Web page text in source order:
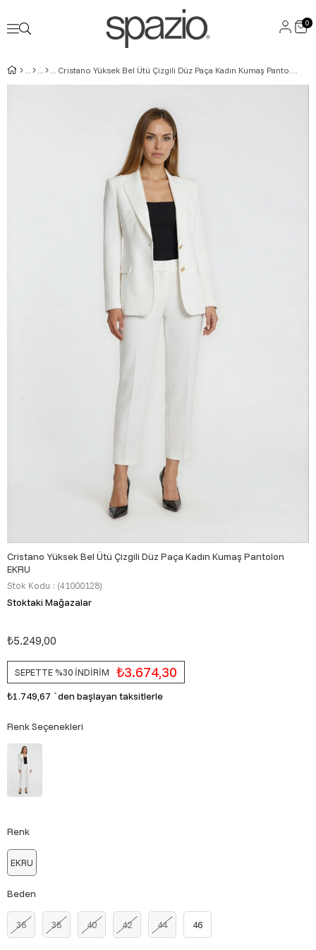
0
Cristano Yüksek Bel Ütü Çizgili Düz Paça Kadın Kumaş Pantolon EKRU
Cristano Yüksek Bel Ütü Çizgili Düz Paça Kadın Kumaş Pantolon
EKRU
Stok Kodu (41000128)
Stoktaki Mağazalar
₺5.249,00
SEPETTE %30 İNDİRİM ₺3.674,30
₺1.749,67 `den başlayan taksitlerle
Renk Seçenekleri
Renk
EKRU
Beden
36 38 40 42 44 46